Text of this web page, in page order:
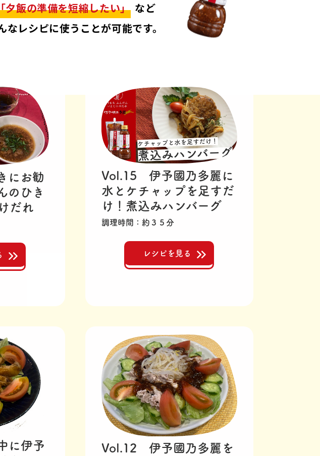
夕飯の準備を短縮したい」 など
なレシピに使うことが可能です。
にお勧
のひき
だれ
Vol.15 伊予國乃多麗に
水とケチャップを足すだ
け！煮込みハンバーグ
調理時間 約３５分
レシピを見る
に伊予
Vol.12 伊予國乃多麗を